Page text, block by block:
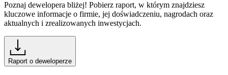
Poznaj dewelopera bliżej! Pobierz raport, w którym znajdziesz
kluczowe informacje o firmie, jej doświadczeniu, nagrodach oraz
aktualnych i zrealizowanych inwestycjach.
Raport o deweloperze